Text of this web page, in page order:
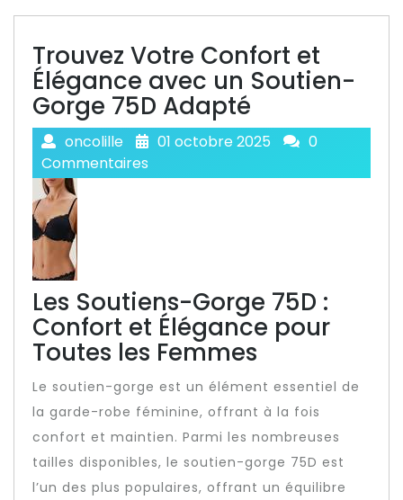
Trouvez Votre Confort et
Élégance avec un Soutien-
Gorge 75D Adapté
oncolille 01 octobre 2025
0
Commentaires
Les Soutiens-Gorge 75D :
Confort et Élégance pour
Toutes les Femmes
Le soutien-gorge est un élément essentiel de
la garde-robe féminine, offrant à la fois
confort et maintien. Parmi les nombreuses
tailles disponibles, le soutien-gorge 75D est
l’un des plus populaires, offrant un équilibre